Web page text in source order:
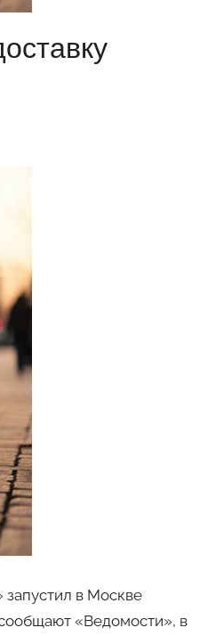
запустил в Москве
«Ведомости», в